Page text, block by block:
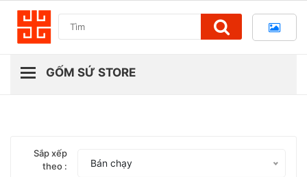
Sắp xếp
theo :
Bán chạy